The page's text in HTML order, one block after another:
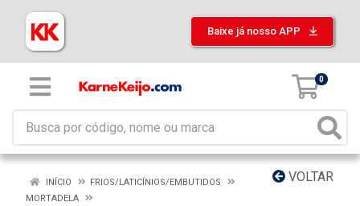
Baixe já nosso APP
0
VOLTAR
INÍCIO
FRIOS/LATICÍNIOS/EMBUTIDOS
MORTADELA